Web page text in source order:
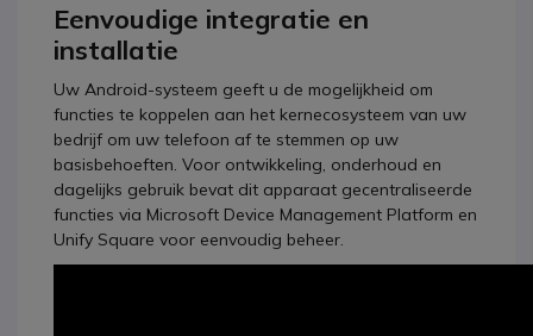
Eenvoudige integratie en
installatie
Uw Android-systeem geeft u de mogelijkheid om
functies te koppelen aan het kernecosysteem van uw
bedrijf om uw telefoon af te stemmen op uw
basisbehoeften. Voor ontwikkeling, onderhoud en
dagelijks gebruik bevat dit apparaat gecentraliseerde
functies via Microsoft Device Management Platform en
Unify Square voor eenvoudig beheer.